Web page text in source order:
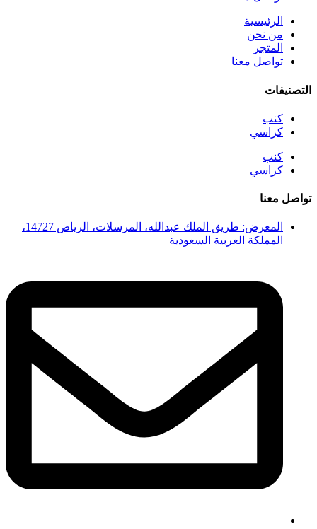
الرئيسية
من نحن
المتجر
تواصل معنا
التصنيفات
كنب
كراسي
كنب
كراسي
تواصل معنا
المعرض: طريق الملك عبدالله، المرسلات، الرياض 14727،
المملكة العربية السعودية